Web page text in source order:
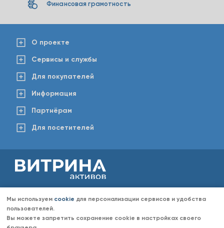
Финансовая грамотность
О проекте
Сервисы и службы
Для покупателей
Информация
Партнёрам
Для посетителей
является публичной офертой, определяемой положениями Статьи 437 Гражданского кодекса РФ.
Любое копирование информации с сайта разрешено только с согласия администрации «Витрина
информации (объявлений) без объяснений причин отказа.
Мы используем cookie для персонализации сервисов и удобства
пользователей.
Вы можете запретить сохранение cookie в настройках своего